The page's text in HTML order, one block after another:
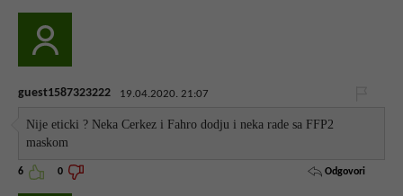
guest1587323222 19.04.2020. 21:07
Nije eticki ? Neka Cerkez i Fahro dodju i neka rade sa FFP2
maskom
6 0 Odgovori